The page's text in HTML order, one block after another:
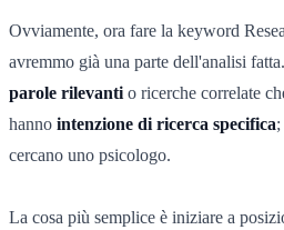
Ovviamente, ora fare la keyword
avremmo già una parte dell'analisi
parole rilevanti o ricerche correlate
hanno intenzione di ricerca specifica
cercano uno psicologo.
La cosa più semplice è iniziare a